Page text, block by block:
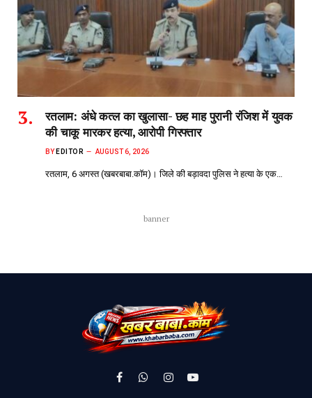
रतलाम: अंधे कत्ल का खुलासा- छह माह पुरानी रंजिश में युवक
की चाकू मारकर हत्या, आरोपी गिरफ्तार
BY EDITOR AUGUST 6, 2026
रतलाम, 6 अगस्त (खबरबाबा.कॉम)। जिले की बड़ावदा पुलिस ने हत्या के एक…
banner
FacebookWhatsApp
InstagramYouTube